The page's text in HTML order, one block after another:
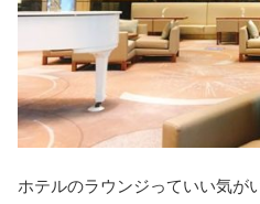
ホテルのラウンジっていい気が